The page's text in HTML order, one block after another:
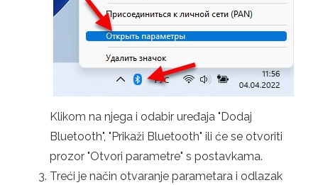
Klikom na njega i odabir uređaja "Dodaj
Bluetooth", "Prikaži Bluetooth" ili će se otvoriti
prozor "Otvori parametre" s postavkama.
Treći je način otvaranje parametara i odlazak